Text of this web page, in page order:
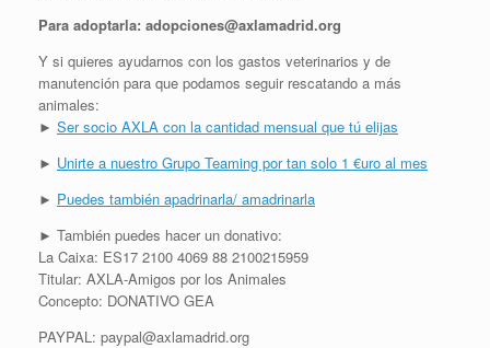
Para adoptarla: adopciones@axlamadrid.org
Y si quieres ayudarnos con los gastos veterinarios y de
manutención para que podamos seguir rescatando a más
animales:
► Ser socio AXLA con la cantidad mensual que tú elijas
► Unirte a nuestro Grupo Teaming por tan solo 1 €uro al mes
► Puedes también apadrinarla/ amadrinarla
► También puedes hacer un donativo:
La Caixa: ES17 2100 4069 88 2100215959
Titular: AXLA-Amigos por los Animales
Concepto: DONATIVO GEA
PAYPAL: paypal@axlamadrid.org